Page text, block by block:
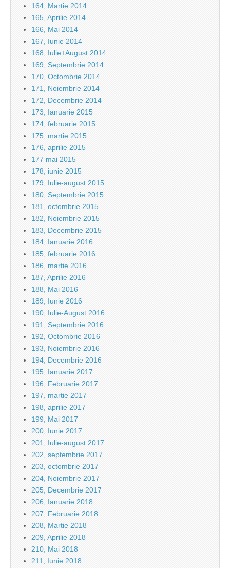
164, Martie 2014
165, Aprilie 2014
166, Mai 2014
167, Iunie 2014
168, Iulie+August 2014
169, Septembrie 2014
170, Octombrie 2014
171, Noiembrie 2014
172, Decembrie 2014
173, Ianuarie 2015
174, februarie 2015
175, martie 2015
176, aprilie 2015
177 mai 2015
178, iunie 2015
179, Iulie-august 2015
180, Septembrie 2015
181, octombrie 2015
182, Noiembrie 2015
183, Decembrie 2015
184, Ianuarie 2016
185, februarie 2016
186, martie 2016
187, Aprilie 2016
188, Mai 2016
189, Iunie 2016
190, Iulie-August 2016
191, Septembrie 2016
192, Octombrie 2016
193, Noiembrie 2016
194, Decembrie 2016
195, Ianuarie 2017
196, Februarie 2017
197, martie 2017
198, aprilie 2017
199, Mai 2017
200, Iunie 2017
201, Iulie-august 2017
202, septembrie 2017
203, octombrie 2017
204, Noiembrie 2017
205, Decembrie 2017
206, Ianuarie 2018
207, Februarie 2018
208, Martie 2018
209, Aprilie 2018
210, Mai 2018
211, Iunie 2018